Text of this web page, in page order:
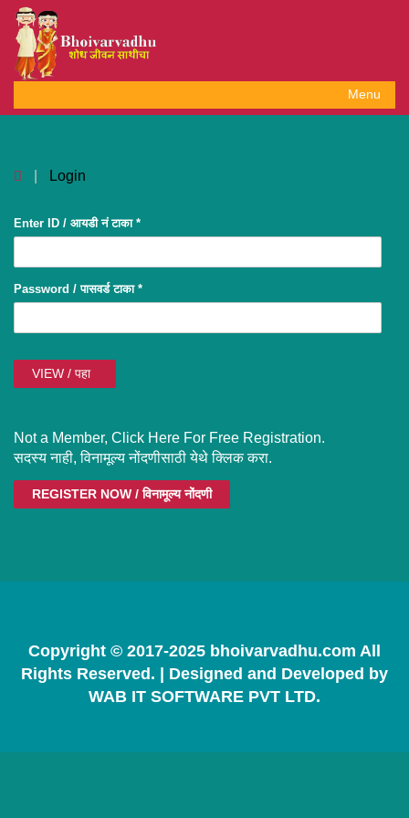
Menu
Toggle
Login
Enter ID / आयडी नं टाका *
Password / पासवर्ड टाका *
Not a Member, Click Here For Free Registration.
सदस्य नाही, विनामूल्य नोंदणीसाठी येथे क्लिक करा.
REGISTER NOW / विनामूल्य नोंदणी
Copyright © 2017-2025 bhoivarvadhu.com All
Rights Reserved. | Designed and Developed by
WAB IT SOFTWARE PVT LTD.